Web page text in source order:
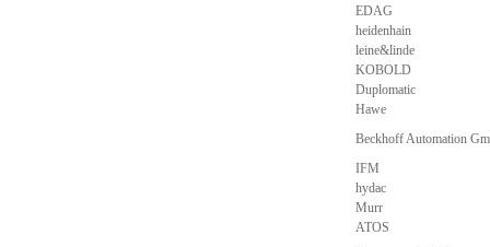
EDAG
heidenhain
leine&linde
KOBOLD
Duplomatic
Hawe
Beckhoff Automation
IFM
hydac
Murr
ATOS